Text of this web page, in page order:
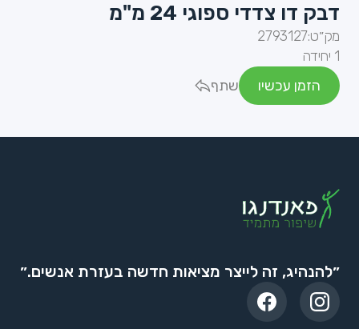
דבק דו צדדי ספוגי 24 מ"מ
מק״ט:2793127
1 יחידה
הזמן עכשיו
שתף
״להנהיג, זה לייצר מציאות חדשה בעזרת אנשים.״